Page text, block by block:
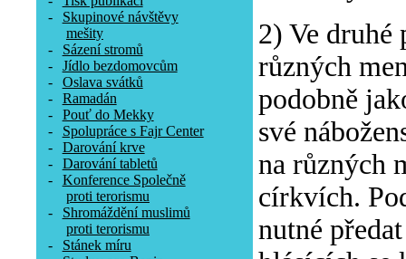
-
Skupinové návštěvy
mešity
-
Sázení stromů
-
Jídlo bezdomovcům
-
Oslava svátků
-
Ramadán
-
Pouť do Mekky
-
Spolupráce s Fajr Center
-
Darování krve
-
Darování tabletů
-
Konference Společně
proti terorismu
-
Shromáždění muslimů
proti terorismu
-
Stánek míru
2) Ve druhé
různých
podobně
své
na různých
církvích.
nutné